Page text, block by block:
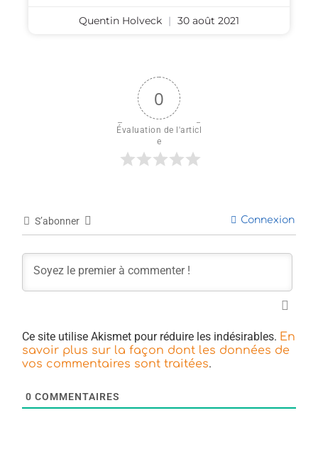
Quentin Holveck 30 août 2021
0
Évaluation de l'articl
e
S’abonner Connexion
Ce site utilise Akismet pour réduire les indésirables. En
savoir plus sur la façon dont les données de
vos commentaires sont traitées.
0 COMMENTAIRES